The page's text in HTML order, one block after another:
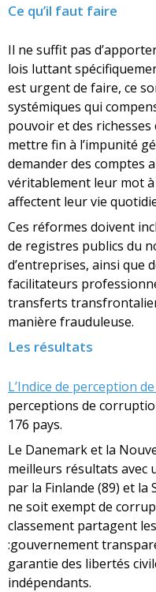
Ce qu’il faut faire
Il ne suffit pas
lois luttant
est urgent de faire, ce
systémiques qui
pouvoir et des
mettre fin à l’impunité
demander des comptes
véritablement leur mot
affectent leur vie
Ces réformes doivent
de registres publics du
d’entreprises, ainsi que
facilitateurs
transferts
manière frauduleuse.
Les résultats
L’Indice de perception
perceptions de
176 pays.
Le Danemark et la
meilleurs résultats avec
par la Finlande (89) et la
ne soit exempt de
classement partagent
:gouvernement
garantie des libertés
indépendants.